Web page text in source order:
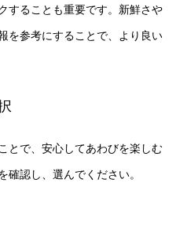
することも重要です。新鮮さや
を参考にすることで、より良い
とで、安心してあわびを楽しむ
確認し、選んでください。